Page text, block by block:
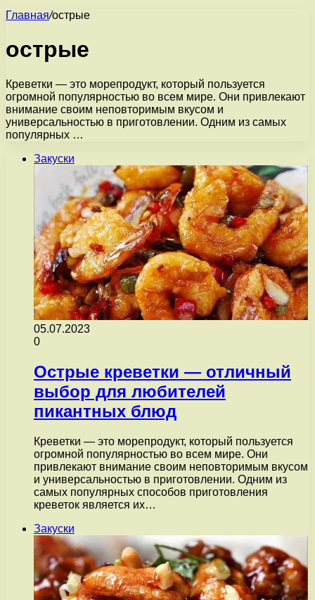
Главная/острые
острые
Креветки — это морепродукт, который пользуется
огромной популярностью во всем мире. Они привлекают
внимание своим неповторимым вкусом и
универсальностью в приготовлении. Одним из самых
популярных …
Закуски
05.07.2023
0
Острые креветки — отличный
выбор для любителей
пикантных блюд
Креветки — это морепродукт, который пользуется
огромной популярностью во всем мире. Они
привлекают внимание своим неповторимым вкусом
и универсальностью в приготовлении. Одним из
самых популярных способов приготовления
креветок является их…
Закуски